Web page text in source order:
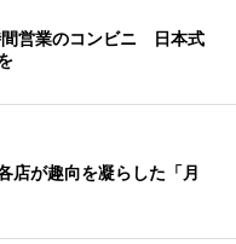
営業のコンビニ 日本式
が趣向を凝らした「月